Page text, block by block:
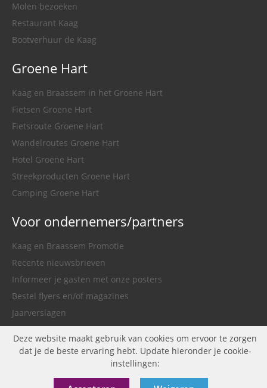
Deze website maakt gebruik van cookies om ervoor te zorgen
dat je de beste ervaring hebt. Update hieronder je cookie-
instellingen:
Molen bezoeken
Restaurant Kaag
Bootverhuur de Kaag
Groene Hart
Kaag en Braassem in het Groene Hart
Fietsen Groene Hart
Fietsroute Groene Hart
Wandelroutes Groene Hart
Hotel Groene Hart
Streekproducten Groene Hart
Camping Groene Hart
Voor ondernemers/partners
Kaag en Braassem Promotie
Recente nieuwsbrieven
Informeer je gasten met onze posters
Bestel flyers en/of magazines
Jaarverslagen
Nieuws
Gemeente Kaag en Braassem